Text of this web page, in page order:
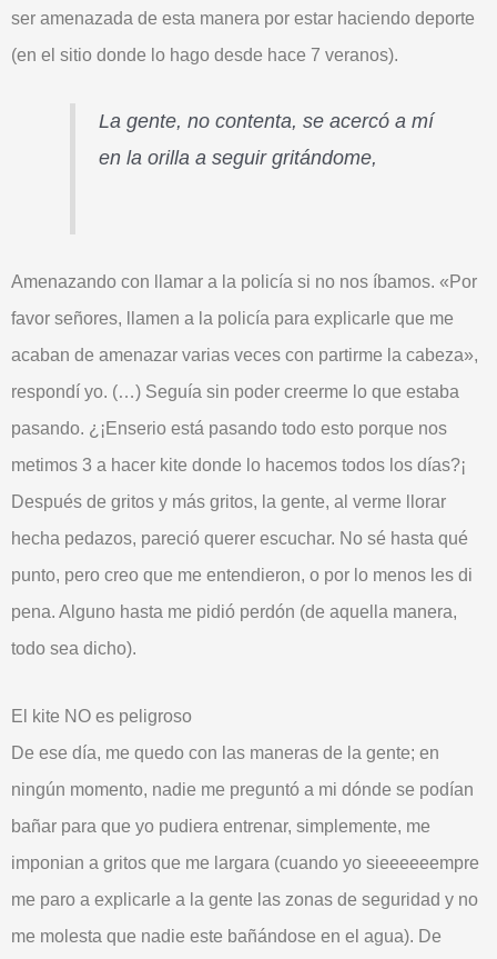
ser amenazada de esta manera por estar haciendo deporte
(en el sitio donde lo hago desde hace 7 veranos).
La gente, no contenta, se acercó a mí
en la orilla a seguir gritándome,
Amenazando con llamar a la policía si no nos íbamos. «Por
favor señores, llamen a la policía para explicarle que me
acaban de amenazar varias veces con partirme la cabeza»,
respondí yo. (…) Seguía sin poder creerme lo que estaba
pasando. ¿¡ Enserio está pasando todo esto porque nos
metimos 3 a hacer kite donde lo hacemos todos los días?¡
Después de gritos y más gritos, la gente, al verme llorar
hecha pedazos, pareció querer escuchar. No sé hasta qué
punto, pero creo que me entendieron, o por lo menos les di
pena. Alguno hasta me pidió perdón (de aquella manera,
todo sea dicho).
El kite NO es peligroso
De ese día, me quedo con las maneras de la gente; en
ningún momento, nadie me preguntó a mi dónde se podían
bañar para que yo pudiera entrenar, simplemente, me
imponian a gritos que me largara (cuando yo sieeeeeempre
me paro a explicarle a la gente las zonas de seguridad y no
me molesta que nadie este bañándose en el agua). De